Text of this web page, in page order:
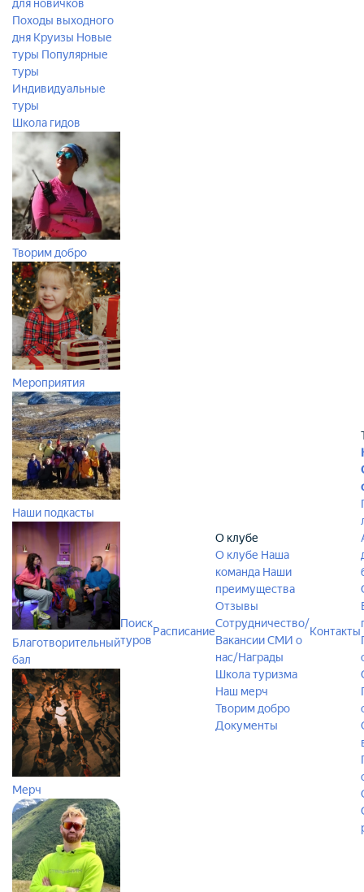
для новичков
Походы выходного
дня Круизы Новые
туры Популярные
туры
Индивидуальные
туры
Школа гидов
Творим добро
Мероприятия
Наши подкасты
Благотворительный
бал
Мерч
Поиск
туров
Расписание
О клубе
О клубе Наша
команда Наши
преимущества
Отзывы
Сотрудничество/
ВакансииСМИ о
нас/Награды
Школа туризма
Наш мерч
Творим добро
Документы
Контакты